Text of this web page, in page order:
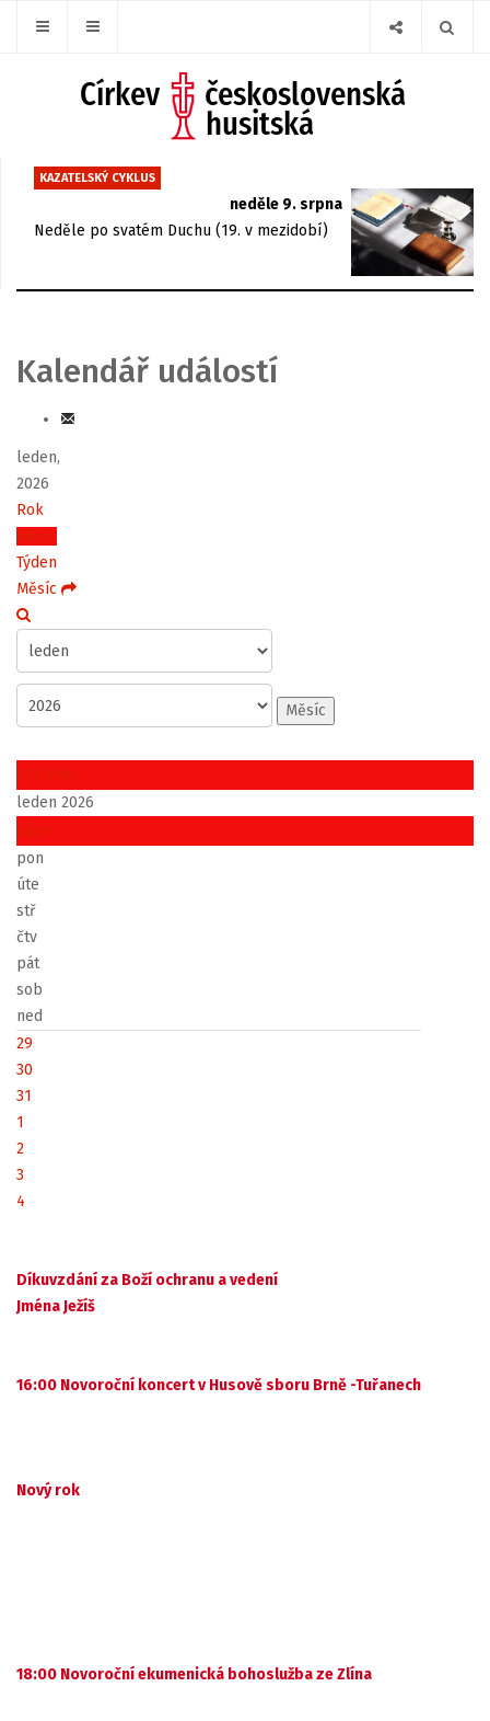
KAZATELSKÝ CYKLUS
neděle 9. srpna
Neděle po svatém Duchu (19. v mezidobí)
Kalendář událostí
leden,
2026
Rok
Měsíc
Týden
Měsíc
Měsíc
prosinec
leden 2026
únor
pon
úte
stř
čtv
pát
sob
ned
29
30
31
1
2
3
4
Díkuvzdání za Boží ochranu a vedení
Jména Ježíš
16:00 Novoroční koncert v Husově sboru Brně -Tuřanech
Nový rok
18:00 Novoroční ekumenická bohoslužba ze Zlína